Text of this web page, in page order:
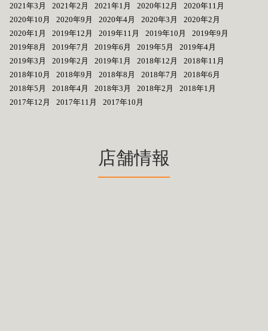
2021年3月
2021年2月 2021年1月 2020年12月
2020年11月
2020年10月
2020年9月 2020年4月 2020年3月
2020年2月
2020年1月
2019年12月 2019年11月 2019年10月
2019年9月
2019年8月
2019年7月 2019年6月 2019年5月
2019年4月
2019年3月
2019年2月 2019年1月 2018年12月
2018年11月
2018年10月
2018年9月 2018年8月 2018年7月
2018年6月
2018年5月
2018年4月 2018年3月 2018年2月
2018年1月
2017年12月
2017年11月 2017年10月
店舗情報